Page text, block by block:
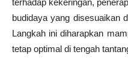
budidaya yang disesuaikan
Langkah ini diharapkan
tetap optimal di tengah